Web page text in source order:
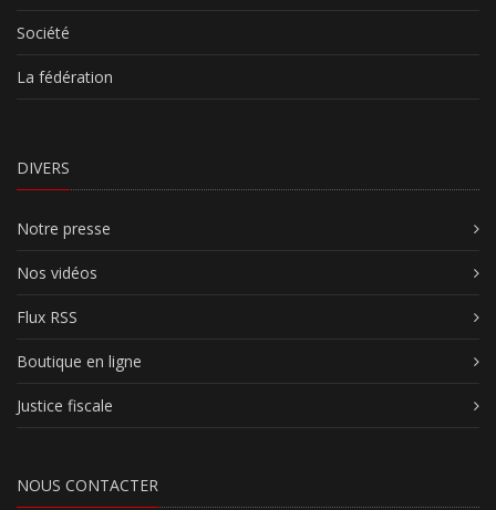
Société
La fédération
DIVERS
Notre presse
Nos vidéos
Flux RSS
Boutique en ligne
Justice fiscale
NOUS CONTACTER